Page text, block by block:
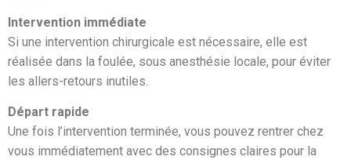
Intervention immédiate
Si une intervention chirurgicale est nécessaire, elle est
réalisée dans la foulée, sous anesthésie locale, pour éviter
les allers-retours inutiles.
Départ rapide
Une fois l’intervention terminée, vous pouvez rentrer chez
vous immédiatement avec des consignes claires pour la